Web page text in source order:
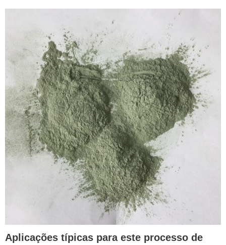
Aplicações típicas para este processo de